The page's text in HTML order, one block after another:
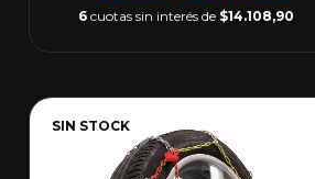
6 cuotas sin interés de $14.108,90
SIN STOCK